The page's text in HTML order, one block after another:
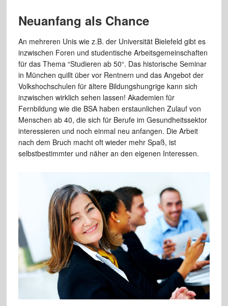
Neuanfang als Chance
An mehreren Unis wie z.B. der Universität Bielefeld gibt es
inzwischen Foren und studentische Arbeitsgemeinschaften
für das Thema “Studieren ab 50“. Das historische Seminar
in München quillt über vor Rentnern und das Angebot der
Volkshochschulen für ältere Bildungshungrige kann sich
inzwischen wirklich sehen lassen! Akademien für
Fernbildung wie die BSA haben erstaunlichen Zulauf von
Menschen ab 40, die sich für Berufe im Gesundheitssektor
interessieren und noch einmal neu anfangen. Die Arbeit
nach dem Bruch macht oft wieder mehr Spaß, ist
selbstbestimmter und näher an den eigenen Interessen.